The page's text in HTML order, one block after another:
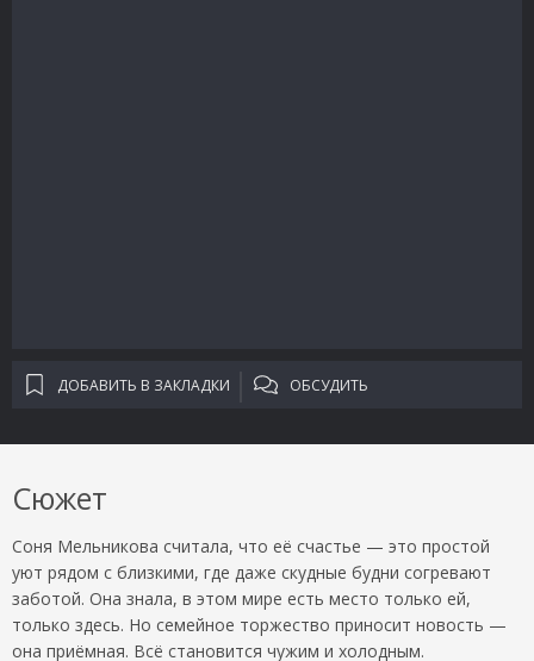
ДОБАВИТЬ В ЗАКЛАДКИ ОБСУДИТЬ
Сюжет
Соня Мельникова считала, что её счастье — это простой
уют рядом с близкими, где даже скудные будни согревают
заботой. Она знала, в этом мире есть место только ей,
только здесь. Но семейное торжество приносит новость —
она приёмная. Всё становится чужим и холодным.